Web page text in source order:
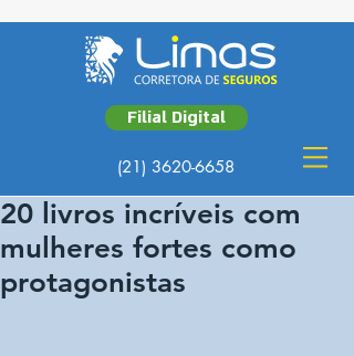
Filial Digital
(21) 3620-6658
20 livros incríveis com
mulheres fortes como
protagonistas